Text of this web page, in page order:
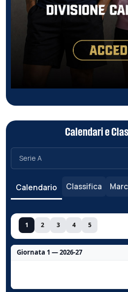
Calendari e
Calendario Classifica
1 2 3 4 5
Giornata 1 — 2026-27